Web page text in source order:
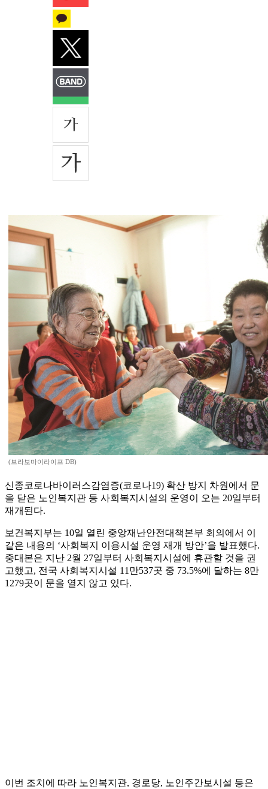
(브라보마이라이프 DB)
신종코로나바이러스감염증(코로나19) 확산 방지 차원에서 문
을 닫은 노인복지관 등 사회복지시설의 운영이 오는 20일부터
재개된다.
보건복지부는 10일 열린 중앙재난안전대책본부 회의에서 이
같은 내용의 ‘사회복지 이용시설 운영 재개 방안’을 발표했다.
중대본은 지난 2월 27일부터 사회복지시설에 휴관할 것을 권
고했고, 전국 사회복지시설 11만537곳 중 73.5%에 달하는 8만
1279곳이 문을 열지 않고 있다.
이번 조치에 따라 노인복지관, 경로당, 노인주간보시설 등은